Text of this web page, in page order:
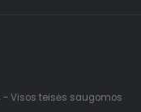
Visos teisės saugomos